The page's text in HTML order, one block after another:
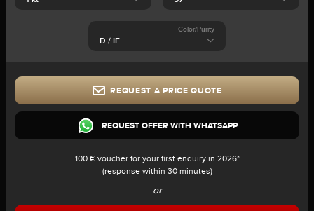
Color/Purity
REQUEST A PRICE QUOTE
REQUEST OFFER WITH WHATSAPP
100 € voucher for your first enquiry in 2026*
(response within 30 minutes)
or